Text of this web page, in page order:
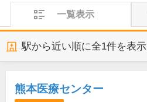
一覧表示
駅から近い順に全1件を表示
熊本医療センター